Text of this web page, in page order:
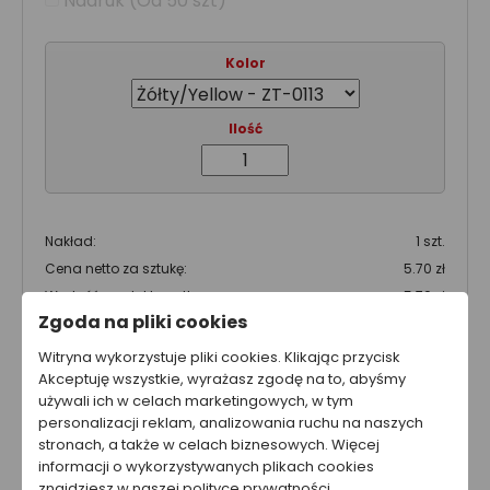
Kolor
Ilość
Nakład:
1 szt.
Cena netto za sztukę:
5.70 zł
Wartość produktu netto:
5.70 zł
Całkowity koszt brutto
7.01 zł
Całkowity koszt netto
5.70 zł
Cena nie zawiera kosztów wysyłki.
Zgoda na pliki cookies
Witryna wykorzystuje pliki cookies. Klikając przycisk
Akceptuję wszystkie, wyrażasz zgodę na to, abyśmy
używali ich w celach marketingowych, w tym
personalizacji reklam, analizowania ruchu na naszych
stronach, a także w celach biznesowych. Więcej
informacji o wykorzystywanych plikach cookies